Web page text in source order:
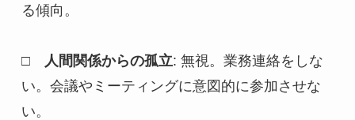
る傾向。
□　人間関係からの孤立: 無視。業務連絡をしな
い。会議やミーティングに意図的に参加させな
い。